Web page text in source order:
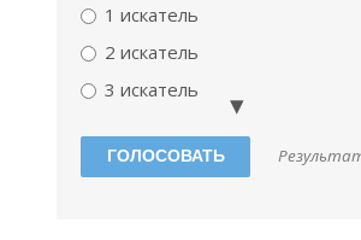
1 искатель
2 искатель
3 искатель
Абсолютный чемпион